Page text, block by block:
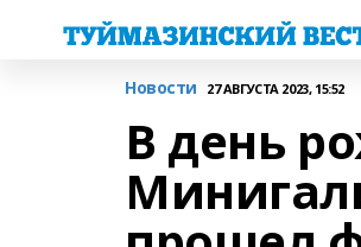
Новости 27 АВГУСТА 2023, 15:52
В день